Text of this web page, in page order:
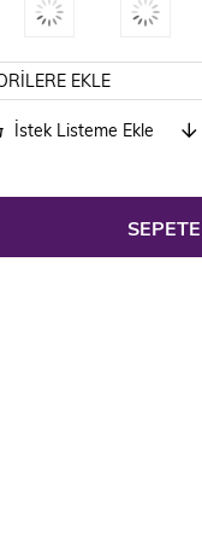
EKLE
İstek Listeme Ekle